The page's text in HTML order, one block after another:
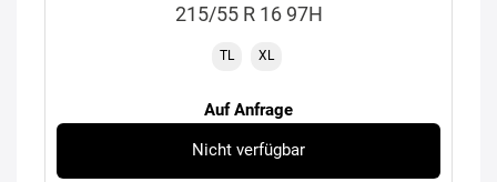
215/55 R 16 97H
TL XL
Auf Anfrage
Nicht verfügbar